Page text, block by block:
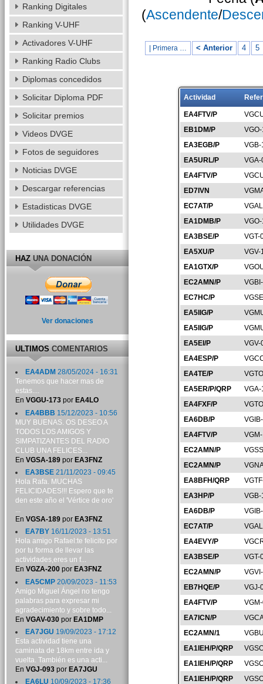
(Ascendente/
| Primera … < Anterior 4 5
Actividad
EA4FTV/P
EB1DM/P
EA3EGB/P
EA5URL/P
EA4FTV/P
ED7IVN
EC7AT/P
EA1DMB/P
VGO-
EA3BSE/P
VGT-
EA5XU/P
VGV-
EA1GTX/P
EC2AMN/P
EC7HC/P
EA5IIG/P
EA5IIG/P
EA5EI/P
VGV-
EA4ESP/P
EA4TE/P
EA5ER/P/QRP
VGA-
EA4FXF/P
EA6DB/P
EA4FTV/P
EC2AMN/P
EC2AMN/P
EA8BFH/QRP
EA3HP/P
EA6DB/P
EC7AT/P
EA4EVY/P
EA3BSE/P
VGT-
EC2AMN/P
EB7HQE/P
VGJ-
EA4FTV/P
EA7ICN/P
EC2AMN/1
EA1IEH/P/QRP
EA1IEH/P/QRP
EA1IEH/P/QRP
Ranking Digitales
Ranking V-UHF
Activadores V-UHF
Ranking Radio Clubs
Diplomas concedidos
Solicitar Diploma PDF
Solicitar premios
Videos DVGE
Fotos de seguidores
Noticias DVGE
Descargar referencias
Estadisticas DVGE
Utilidades DVGE
HAZUNA DONACIÓN
Ver donaciones
ULTIMOSCOMENTARIOS
EA4ADM 28/05/2024 - 16:31
Tenemos que hacer mas de
estas....
En VGGU-173por EA4LO
EA4BBB 15/12/2023 - 10:56
MUY BUENAS. OS DESEO A
TODOS LOS AMIGOS Y
SIMPATIZANTES DEL RADIO
CLUB UNA FELICES...
En VGSA-189por EA3FNZ
EA3BSE21/11/2023 - 09:45
Hola Rafa. MUCHAS
FELICIDADES!!! Espero que te
den este año el 'Vértice de oro'
...
En VGSA-189por EA3FNZ
EA7BY16/11/2023 - 13:51
Hola amigo Rafael:te felicito por
por tu forma de llevar las
actividades,eres un f...
En VGZA-200por EA3FNZ
EA5CMP20/09/2023 - 11:53
Amigo Miguel Ángel no tengo
palabras para expresar mi
agradecimiento y sobre todo...
En VGAV-030por EA1DMP
EA7JGU 19/09/2023 - 17:12
Esta actividad tiene una
caminata de 18km entre ida y
vuelta. También es una acti...
En VGJ-093por EA7JGU
EA6LU 10/09/2023 - 17:36